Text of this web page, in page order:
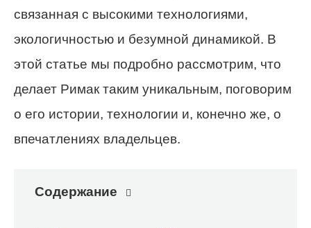
связанная с высокими технологиями,
экологичностью и безумной динамикой. В
этой статье мы подробно рассмотрим, что
делает Римак таким уникальным, поговорим
о его истории, технологии и, конечно же, о
впечатлениях владельцев.
Содержание